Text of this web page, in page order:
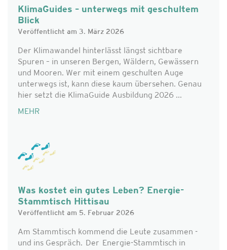
KlimaGuides – unterwegs mit geschultem
Blick
Veröffentlicht am 3. März 2026
Der Klimawandel hinterlässt längst sichtbare
Spuren – in unseren Bergen, Wäldern, Gewässern
und Mooren. Wer mit einem geschulten Auge
unterwegs ist, kann diese kaum übersehen. Genau
hier setzt die KlimaGuide Ausbildung 2026 ...
MEHR
Was kostet ein gutes Leben? Energie-
Stammtisch Hittisau
Veröffentlicht am 5. Februar 2026
Am Stammtisch kommend die Leute zusammen -
und ins Gespräch. Der Energie-Stammtisch in